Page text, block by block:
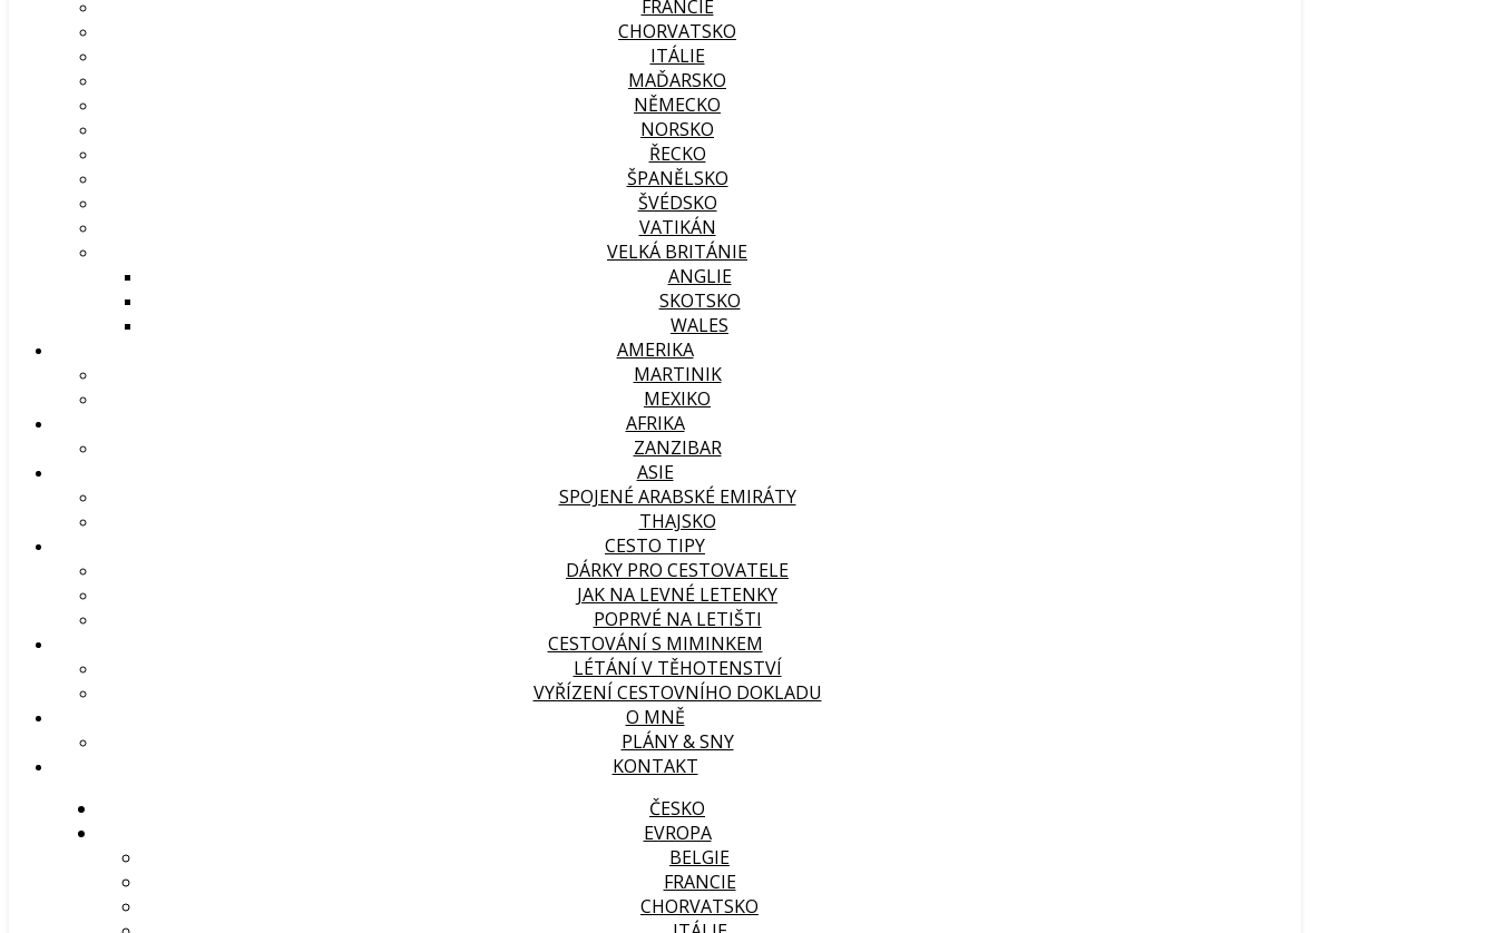
FRANCIE
CHORVATSKO
ITÁLIE
MAĎARSKO
NĚMECKO
NORSKO
ŘECKO
ŠPANĚLSKO
ŠVÉDSKO
VATIKÁN
VELKÁ BRITÁNIE
ANGLIE
SKOTSKO
WALES
AMERIKA
MARTINIK
MEXIKO
AFRIKA
ZANZIBAR
ASIE
SPOJENÉ ARABSKÉ EMIRÁTY
THAJSKO
CESTO TIPY
DÁRKY PRO CESTOVATELE
JAK NA LEVNÉ LETENKY
POPRVÉ NA LETIŠTI
CESTOVÁNÍ S MIMINKEM
LÉTÁNÍ V TĚHOTENSTVÍ
VYŘÍZENÍ CESTOVNÍHO DOKLADU
O MNĚ
PLÁNY & SNY
KONTAKT
ČESKO
EVROPA
BELGIE
FRANCIE
CHORVATSKO